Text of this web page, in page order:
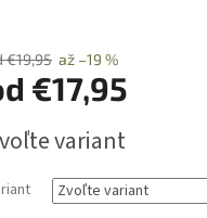
€19,95 až –19 %
€17,95
variant